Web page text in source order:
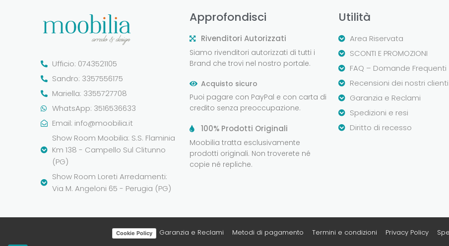
Ufficio: 0743521105
Sandro: 3357556175
Mariella: 3355727708
WhatsApp: 3516536633
Email: info@moobilia.it
Show Room Moobilia: S.S. Flaminia
Km 138 - Campello Sul Clitunno
(PG)
Show Room Loreti Arredamenti:
Via M. Angeloni 65 - Perugia (PG)
Approfondisci
Rivenditori Autorizzati
Siamo rivenditori autorizzati di tutti i
Brand che trovi nel nostro portale.
Acquisto sicuro
Puoi pagare con PayPal e con carta di
credito senza preoccupazione.
100% Prodotti Originali
Moobilia tratta esclusivamente
prodotti originali. Non troverete né
copie né repliche.
Utilità
Area Riservata
SCONTI E PROMOZIONI
FAQ – Domande Frequenti
Recensioni dei nostri clienti
Garanzia e Reclami
Spedizioni e resi
Diritto di recesso
Cookie Policy Garanzia e Reclami Metodi di pagamento Termini e condizioni Privacy Policy